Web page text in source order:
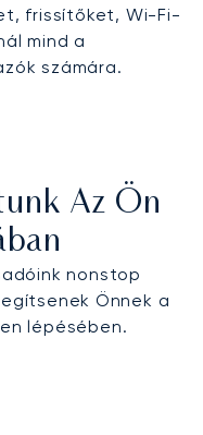
frissítőket, Wi-Fi-
mind a
számára.
Az Ön
nonstop
Önnek a
lépésében.